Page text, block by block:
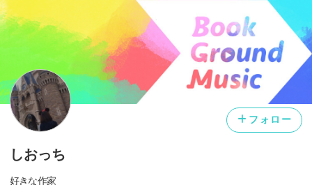
フォロー
しおっち
好きな作家